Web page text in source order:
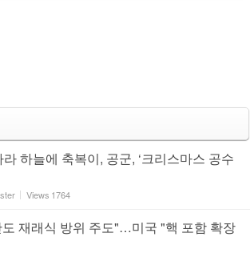
하늘에 축복이, 공군, ‘크리스마스 공수
Views 1764
재래식 방위 주도"…미국 "핵 포함 확장